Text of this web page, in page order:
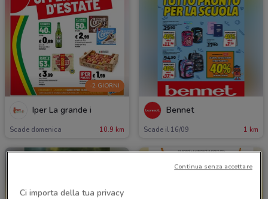
-2 GIORNI
Iper La grande i
Scade domenica 10.9 km
Bennet
Scade il 16/09 1 km
Ci importa della tua privacy
Continua senza accettare